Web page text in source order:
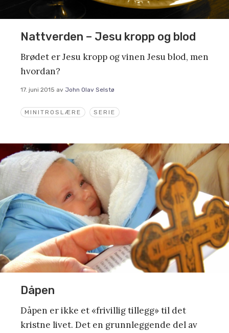
MINITROSLÆRE SERIE
Nattverden – Jesu kropp og blod
Brødet er Jesu kropp og vinen Jesu blod, men
hvordan?
17. juni 2015 av John Olav Selstø
Dåpen
Dåpen er ikke et «frivillig tillegg» til det
kristne livet. Det en grunnleggende del av